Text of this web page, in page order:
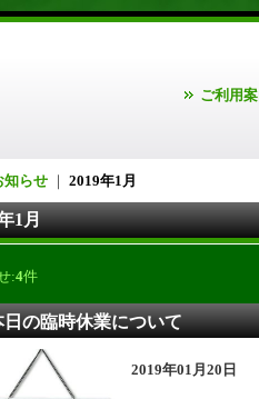
ご利用
知らせ ｜ 2019年1月
1月
:4件
日の臨時休業について
2019年01月20日